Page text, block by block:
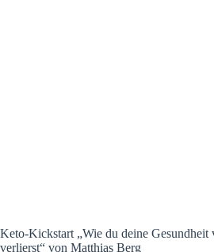
Keto-Kickstart „Wie du deine Gesundheit
verlierst“ von Matthias Berg